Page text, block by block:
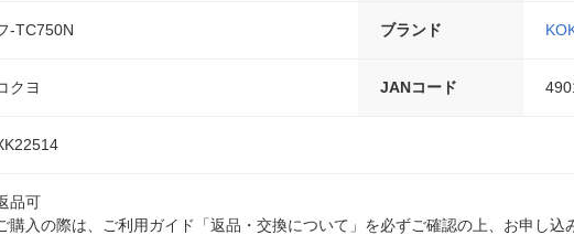
-TC750N ブランド
クヨ JANコード
品可
購入の際は、ご利用ガイド「返品・交換について」を必ずご確認の上、お申し込